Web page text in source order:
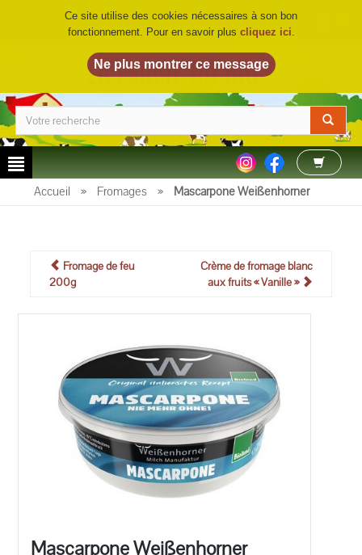
LA FERME DU BIO©
Accueil » Fromages » Mascarpone Weißenhorner
Fromage de feu
200g
Crème de fromage blanc
aux fruits « Vanille »
Mascarpone Weißenhorner
Ce site utilise des cookies nécessaires à son bon
fonctionnement. Pour en savoir plus cliquez ici.